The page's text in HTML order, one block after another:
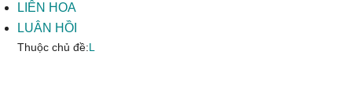
LIÊN HOA
LUÂN HỒI
Thuộc chủ đề:L